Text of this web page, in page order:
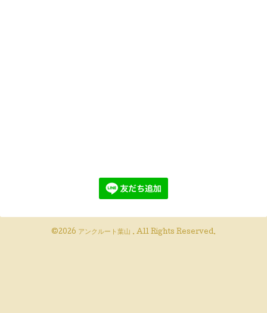
©2026 アンクルート葉山 . All Rights Reserved.